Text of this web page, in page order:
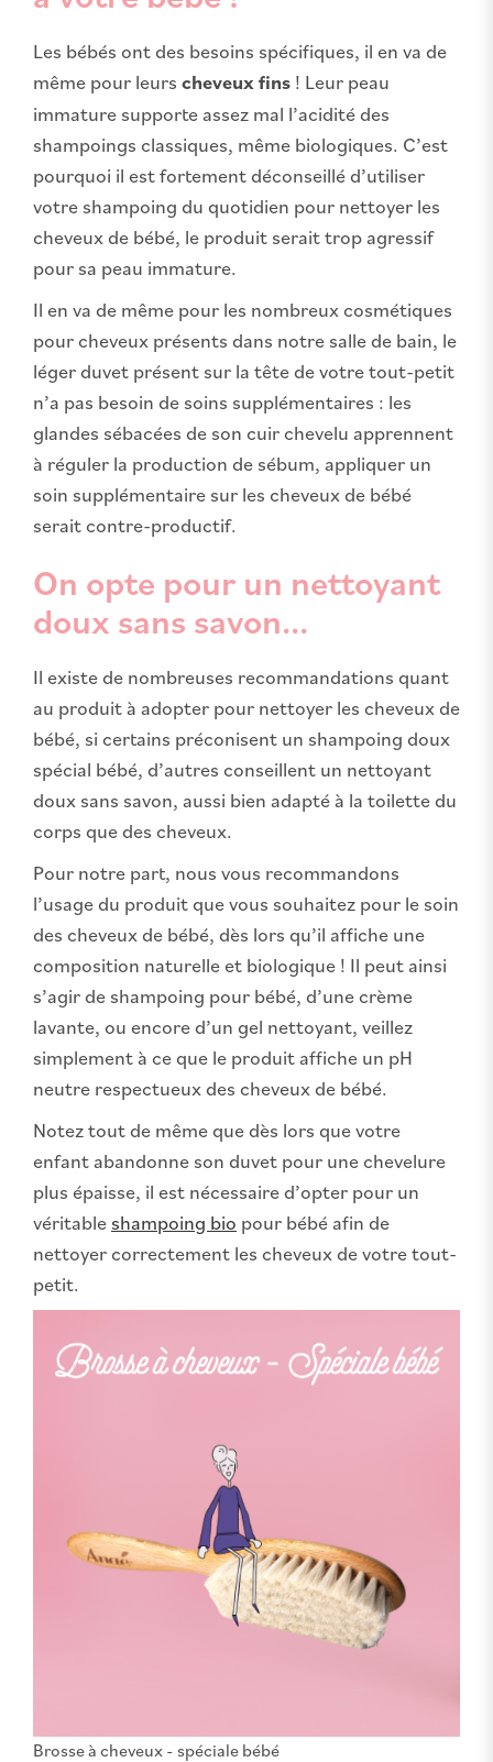
Les bébés ont des besoins spécifiques, il en va de
même pour leurs cheveux fins ! Leur peau
immature supporte assez mal l’acidité des
shampoings classiques, même biologiques. C’est
pourquoi il est fortement déconseillé d’utiliser
votre shampoing du quotidien pour nettoyer les
cheveux de bébé, le produit serait trop agressif
pour sa peau immature.
Il en va de même pour les nombreux cosmétiques
pour cheveux présents dans notre salle de bain, le
léger duvet présent sur la tête de votre tout-petit
n’a pas besoin de soins supplémentaires : les
glandes sébacées de son cuir chevelu apprennent
à réguler la production de sébum, appliquer un
soin supplémentaire sur les cheveux de bébé
serait contre-productif.
On opte pour un nettoyant
doux sans savon...
Il existe de nombreuses recommandations quant
au produit à adopter pour nettoyer les cheveux de
bébé, si certains préconisent un shampoing doux
spécial bébé, d’autres conseillent un nettoyant
doux sans savon, aussi bien adapté à la toilette du
corps que des cheveux.
Pour notre part, nous vous recommandons
l’usage du produit que vous souhaitez pour le soin
des cheveux de bébé, dès lors qu’il affiche une
composition naturelle et biologique ! Il peut ainsi
s’agir de shampoing pour bébé, d’une crème
lavante, ou encore d’un gel nettoyant, veillez
simplement à ce que le produit affiche un pH
neutre respectueux des cheveux de bébé.
Notez tout de même que dès lors que votre
enfant abandonne son duvet pour une chevelure
plus épaisse, il est nécessaire d’opter pour un
véritableshampoing bio pour bébé afin de
nettoyer correctement les cheveux de votre tout-
petit.
Brosse à cheveux - spéciale bébé